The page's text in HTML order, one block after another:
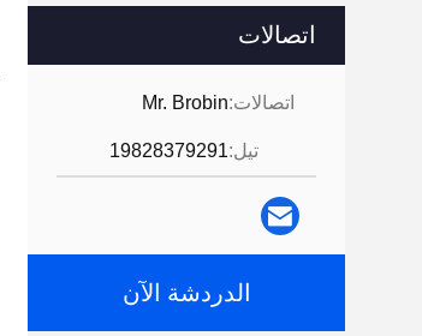
اتصالات
اتصالات:Mr. Brobin
تيل:19828379291
الدردشة الآن